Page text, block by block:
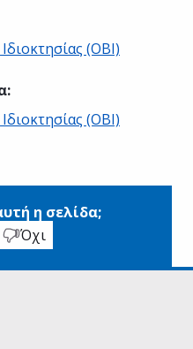
(ΟΒΙ)
:
(ΟΒΙ)
η σελίδα;
Όχι